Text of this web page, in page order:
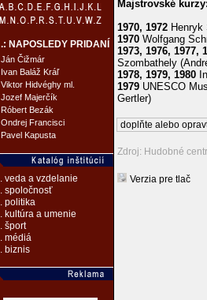
.: NAPOSLEDY PRIDANÍ
Ján Čižmár
Ivan Baláž Kráľ
Viktor Hidvéghy ml.
Jozef Majerčík
Róbert Bezák
Ondrej Francisci
Pavel Kapusta
. veda a vzdelanie
. spoločnosť
. politika
. kultúra a umenie
. šport
. médiá
. biznis
Majstrovské kurzy:
1970, 1972 Henryk
1970 Wolfgang
1973, 1976, 1977,
Szombathely
1978, 1979, 1980
1979 UNESCO
Gertler)
doplňte alebo
Zdroj: Hudobné
Verzia pre tlač